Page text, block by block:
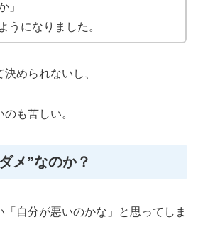
」
うになりました。
められないし、
も苦しい。
メ”なのか？
自分が悪いのかな」と思ってしま